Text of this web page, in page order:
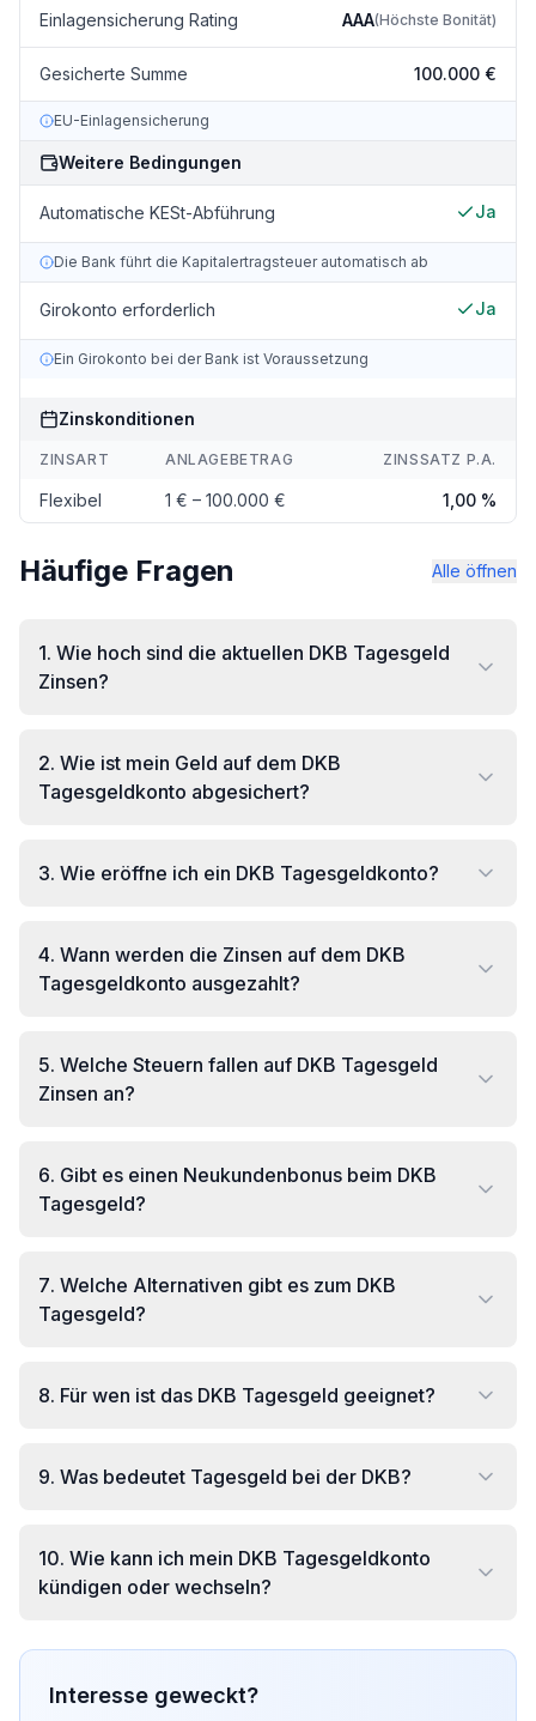
Einlagensicherung Rating AAA(Höchste Bonität)
Gesicherte Summe 100.000 €
EU-Einlagensicherung
Weitere Bedingungen
Automatische KESt-Abführung Ja
Die Bank führt die Kapitalertragsteuer automatisch ab
Girokonto erforderlich Ja
Ein Girokonto bei der Bank ist Voraussetzung
Zinskonditionen
ZINSART ANLAGEBETRAG ZINSSATZ P.A.
Flexibel 1 € – 100.000 € 1,00 %
Häufige Fragen Alle öffnen
1. Wie hoch sind die aktuellen DKB Tagesgeld
Zinsen?
2. Wie ist mein Geld auf dem DKB
Tagesgeldkonto abgesichert?
3. Wie eröffne ich ein DKB Tagesgeldkonto?
4. Wann werden die Zinsen auf dem DKB
Tagesgeldkonto ausgezahlt?
5. Welche Steuern fallen auf DKB Tagesgeld
Zinsen an?
6. Gibt es einen Neukundenbonus beim DKB
Tagesgeld?
7. Welche Alternativen gibt es zum DKB
Tagesgeld?
8. Für wen ist das DKB Tagesgeld geeignet?
9. Was bedeutet Tagesgeld bei der DKB?
10. Wie kann ich mein DKB Tagesgeldkonto
kündigen oder wechseln?
Interesse geweckt?